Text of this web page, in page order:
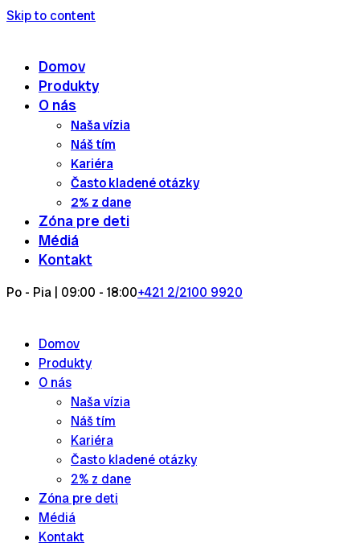
Skip to content
Domov
Produkty
O nás
Naša vízia
Náš tím
Kariéra
Často kladené otázky
2% z dane
Zóna pre deti
Médiá
Kontakt
Po - Pia | 09:00 - 18:00+421 2/2100 9920
Domov
Produkty
O nás
Naša vízia
Náš tím
Kariéra
Často kladené otázky
2% z dane
Zóna pre deti
Médiá
Kontakt